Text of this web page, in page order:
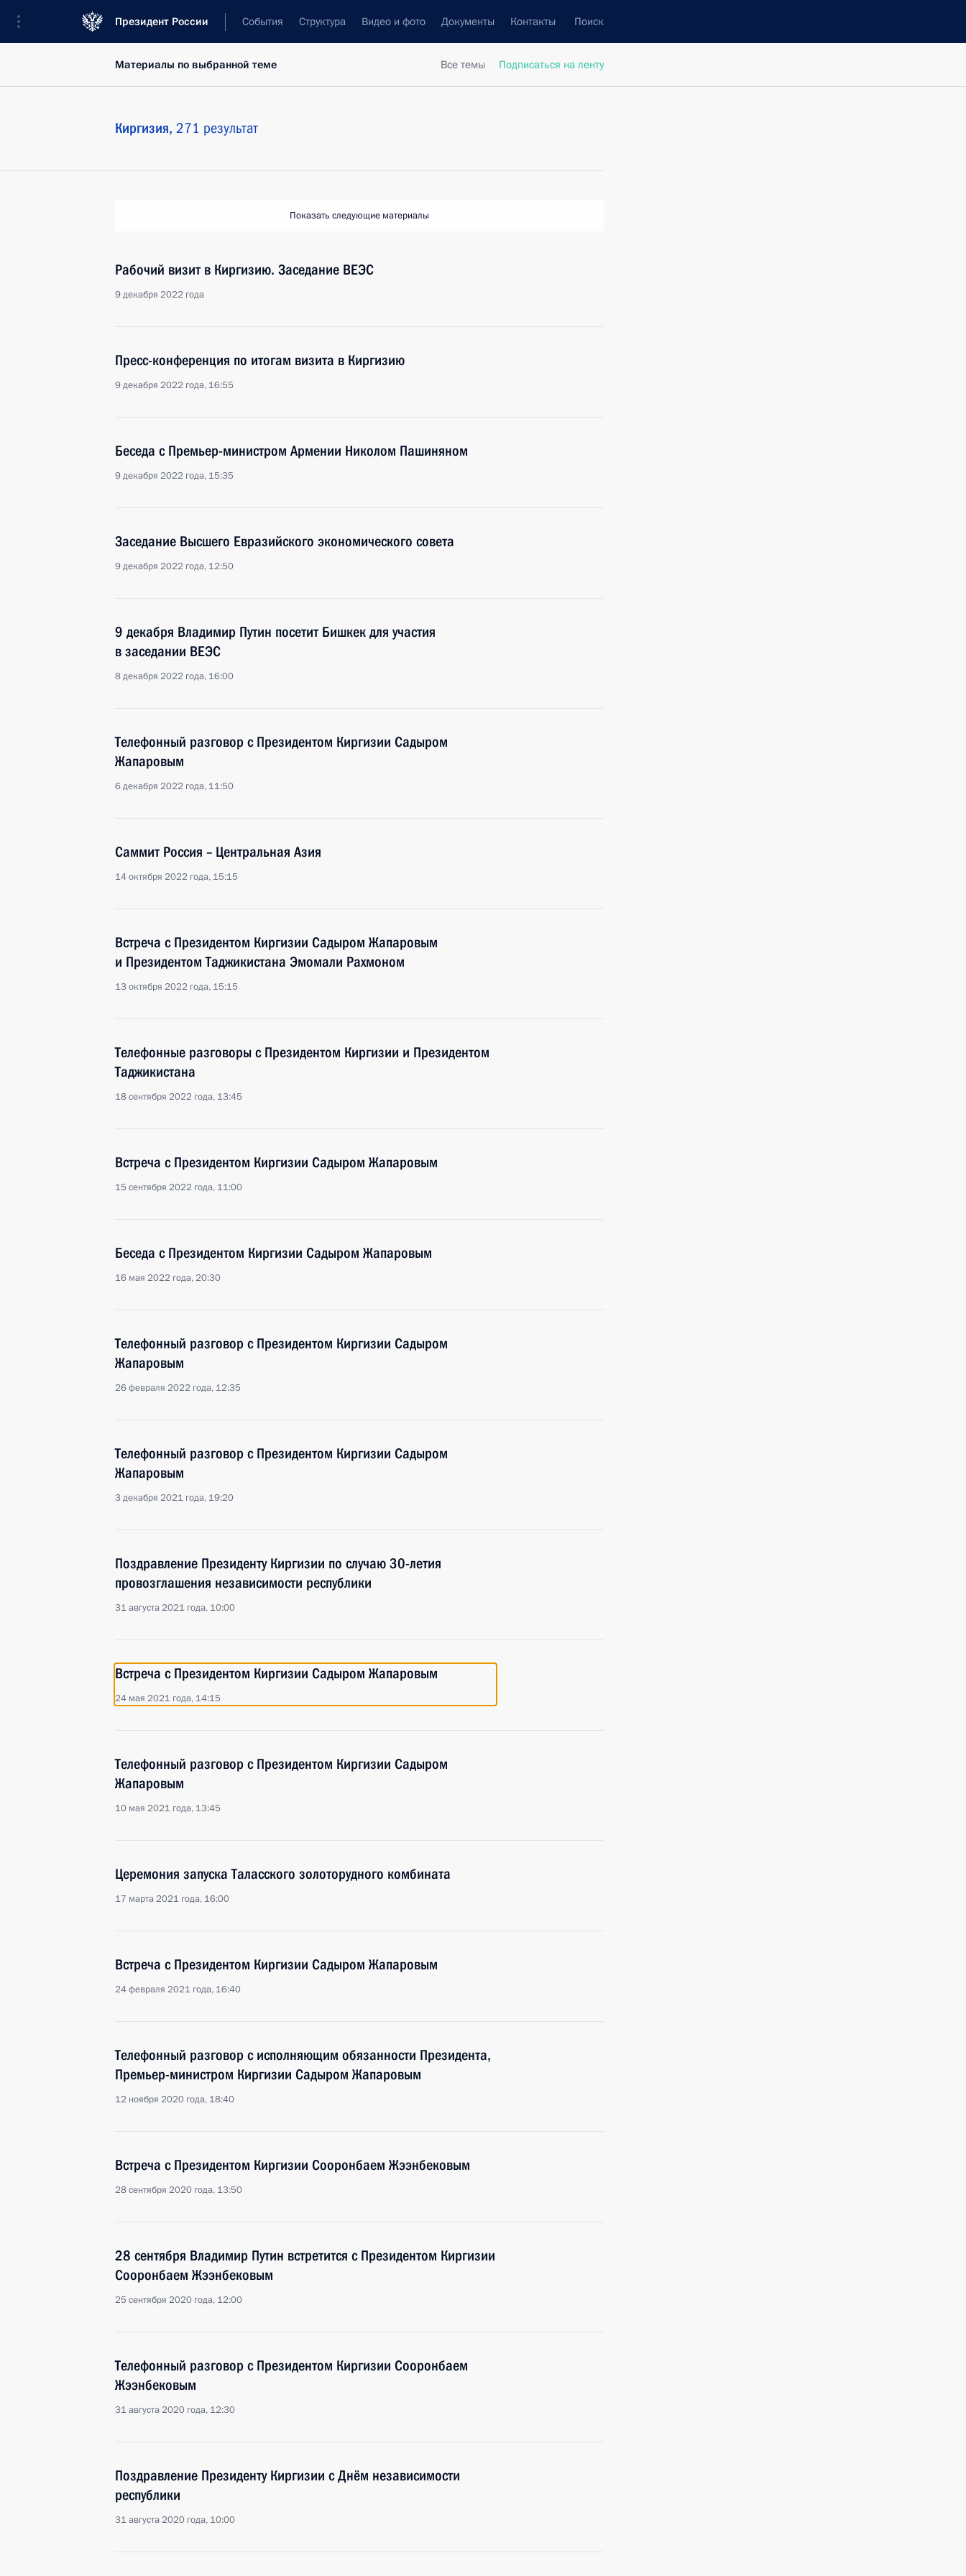
Президент России События Структура Видео и фото Документы Контакты Поиск
Все темы Подписаться на ленту
Материалы по выбранной теме
Киргизия, 271 результат
Показать следующие материалы
Рабочий визит в Киргизию. Заседание ВЕЭС
9 декабря 2022 года
Пресс-конференция по итогам визита в Киргизию
9 декабря 2022 года, 16:55
Беседа с Премьер-министром Армении Николом Пашиняном
9 декабря 2022 года, 15:35
Заседание Высшего Евразийского экономического совета
9 декабря 2022 года, 12:50
9 декабря Владимир Путин посетит Бишкек для участия
в заседании ВЕЭС
8 декабря 2022 года, 16:00
Телефонный разговор с Президентом Киргизии Садыром
Жапаровым
6 декабря 2022 года, 11:50
Саммит Россия – Центральная Азия
14 октября 2022 года, 15:15
Встреча с Президентом Киргизии Садыром Жапаровым
и Президентом Таджикистана Эмомали Рахмоном
13 октября 2022 года, 15:15
Телефонные разговоры с Президентом Киргизии и Президентом
Таджикистана
18 сентября 2022 года, 13:45
Встреча с Президентом Киргизии Садыром Жапаровым
15 сентября 2022 года, 11:00
Беседа с Президентом Киргизии Садыром Жапаровым
16 мая 2022 года, 20:30
Телефонный разговор с Президентом Киргизии Садыром
Жапаровым
26 февраля 2022 года, 12:35
Телефонный разговор с Президентом Киргизии Садыром
Жапаровым
3 декабря 2021 года, 19:20
Поздравление Президенту Киргизии по случаю 30-летия
провозглашения независимости республики
31 августа 2021 года, 10:00
Встреча с Президентом Киргизии Садыром Жапаровым
24 мая 2021 года, 14:15
Телефонный разговор с Президентом Киргизии Садыром
Жапаровым
10 мая 2021 года, 13:45
Церемония запуска Таласского золоторудного комбината
17 марта 2021 года, 16:00
Встреча с Президентом Киргизии Садыром Жапаровым
24 февраля 2021 года, 16:40
Телефонный разговор с исполняющим обязанности Президента,
Премьер-министром Киргизии Садыром Жапаровым
12 ноября 2020 года, 18:40
Встреча с Президентом Киргизии Сооронбаем Жээнбековым
28 сентября 2020 года, 13:50
28 сентября Владимир Путин встретится с Президентом Киргизии
Сооронбаем Жээнбековым
25 сентября 2020 года, 12:00
Телефонный разговор с Президентом Киргизии Сооронбаем
Жээнбековым
31 августа 2020 года, 12:30
Поздравление Президенту Киргизии с Днём независимости
республики
31 августа 2020 года, 10:00